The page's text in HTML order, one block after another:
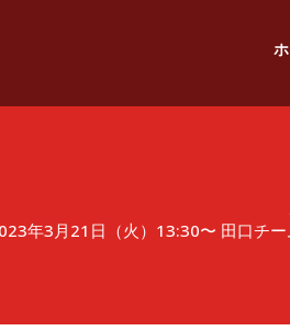
年3月21日（火）13:30〜 田口チ